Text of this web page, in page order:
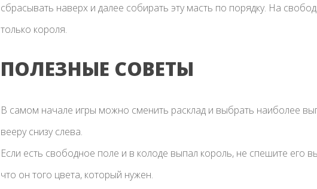
сбрасывать наверх и далее собирать эту масть по порядку. На
только короля.
ПОЛЕЗНЫЕ СОВЕТЫ
В самом начале игры можно сменить расклад и выбрать наиболее
вееру снизу слева.
Если есть свободное поле и в колоде выпал король, не спешите его
что он того цвета, который нужен.